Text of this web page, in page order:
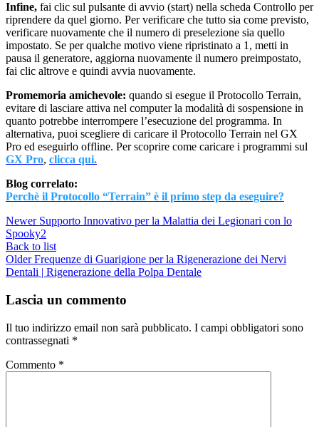
Infine, fai clic sul pulsante di avvio (start) nella scheda Controllo per
riprendere da quel giorno. Per verificare che tutto sia come previsto,
verificare nuovamente che il numero di preselezione sia quello
impostato. Se per qualche motivo viene ripristinato a 1, metti in
pausa il generatore, aggiorna nuovamente il numero preimpostato,
fai clic altrove e quindi avvia nuovamente.
Promemoria amichevole: quando si esegue il Protocollo Terrain,
evitare di lasciare attiva nel computer la modalità di sospensione in
quanto potrebbe interrompere l’esecuzione del programma. In
alternativa, puoi scegliere di caricare il Protocollo Terrain nel GX
Pro ed eseguirlo offline. Per scoprire come caricare i programmi sul
GX Pro, clicca qui.
Blog correlato:
Perchè il Protocollo “Terrain” è il primo step da eseguire?
Newer Supporto Innovativo per la Malattia dei Legionari con lo
Spooky2
Back to list
Older Frequenze di Guarigione per la Rigenerazione dei Nervi
Dentali | Rigenerazione della Polpa Dentale
Lascia un commento
Il tuo indirizzo email non sarà pubblicato. I campi obbligatori sono
contrassegnati *
Commento *